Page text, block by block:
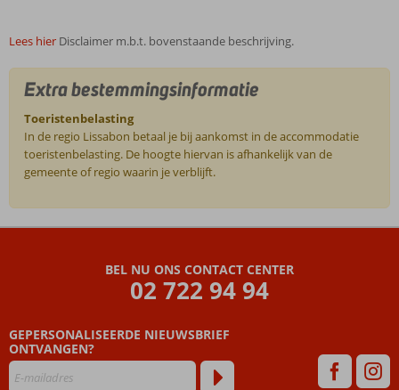
Lees hier Disclaimer m.b.t. bovenstaande beschrijving.
Extra bestemmingsinformatie
Toeristenbelasting
In de regio Lissabon betaal je bij aankomst in de accommodatie
toeristenbelasting. De hoogte hiervan is afhankelijk van de
gemeente of regio waarin je verblijft.
na
hun
verblijf
BEL NU ONS CONTACT CENTER
02 722 94 94
GEPERSONALISEERDE NIEUWSBRIEF
ONTVANGEN?